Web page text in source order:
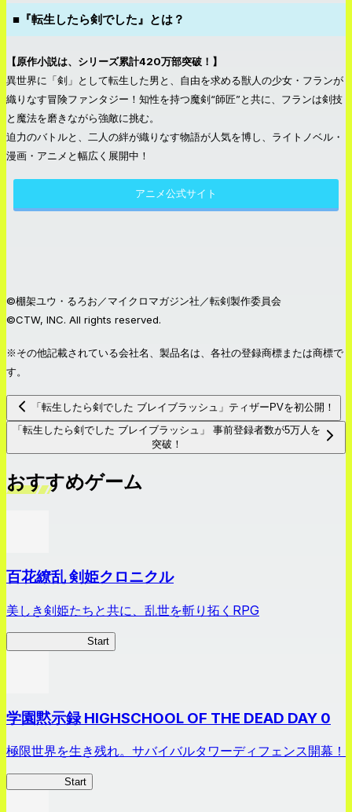
■『転生したら剣でした』とは？
【原作小説は、シリーズ累計420万部突破！】
異世界に「剣」として転生した男と、自由を求める獣人の少女・フランが
織りなす冒険ファンタジー！知性を持つ魔剣“師匠”と共に、フランは剣技
と魔法を磨きながら強敵に挑む。
迫力のバトルと、二人の絆が織りなす物語が人気を博し、ライトノベル・
漫画・アニメと幅広く展開中！
アニメ公式サイト
©棚架ユウ・るろお／マイクロマガジン社／転剣製作委員会
©CTW, INC. All rights reserved.
※その他記載されている会社名、製品名は、各社の登録商標または商標で
す。
「転生したら剣でした ブレイブラッシュ」ティザーPVを初公開！
「転生したら剣でした ブレイブラッシュ」 事前登録者数が5万人を
突破！
おすすめゲーム
百花繚乱 剣姫クロニクル
美しき剣姫たちと共に、乱世を斬り拓くRPG
Start
学園黙示録 HIGHSCHOOL OF THE DEAD DAY 0
極限世界を生き残れ。サバイバルタワーディフェンス開幕！
Start